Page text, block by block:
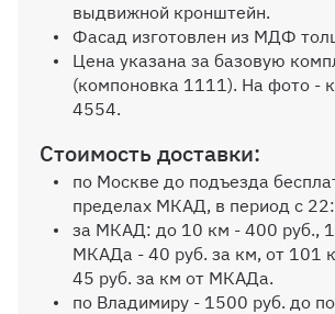
Выбрать
Выбрать
Материалы как на
фотографии: Фото 1-2
Корпус Дуб
выдвижной кронштейн.
Фасад изготовлен из МДФ
Цена указана за базовую
(компоновка 1111). На фото -
4554.
Стоимость доставки:
по Москве до подъезда
пределах МКАД, в период с
за МКАД: до 10 км - 400 руб.,
МКАДа - 40 руб. за км, от 101
45 руб. за км от МКАДа.
по Владимиру - 1500 руб. до